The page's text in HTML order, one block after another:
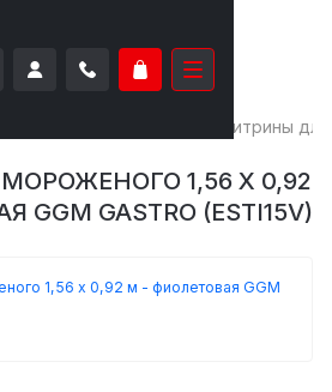
Витрины
1,56 X 0,92
GASTRO (ESTI15V)